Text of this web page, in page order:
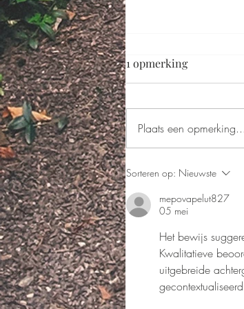
Zo maak je jouw
1 opmerking
Plaats een opmerking...
Sorteren op: Nieuwste
mepovapelut827
05 mei
Het bewijs
Kwalitatieve
uitgebreide